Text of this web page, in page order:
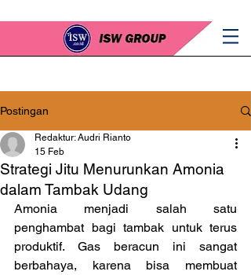
Postingan
Strategi Jitu Menurunkan Amonia
dalam Tambak Udang
Redaktur: Audri Rianto
15 Feb
Amonia menjadi salah satu
penghambat bagi tambak untuk terus
produktif. Gas beracun ini sangat
berbahaya, karena bisa membuat